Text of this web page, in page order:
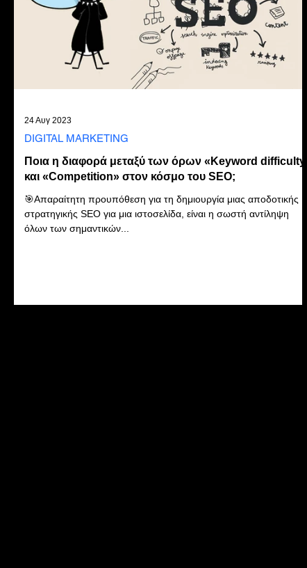
Ποια η διαφορά μεταξύ των όρων «Keyword difficulty»
και «Competition» στον κόσμο του SEO;
🎯Απαραίτητη προυπόθεση για τη δημιουργία μιας αποδοτικής
στρατηγικής SEO για μια ιστοσελίδα, είναι η σωστή αντίληψη
όλων των σημαντικών...
DIGITAL MARKETING
24 Αυγ 2023